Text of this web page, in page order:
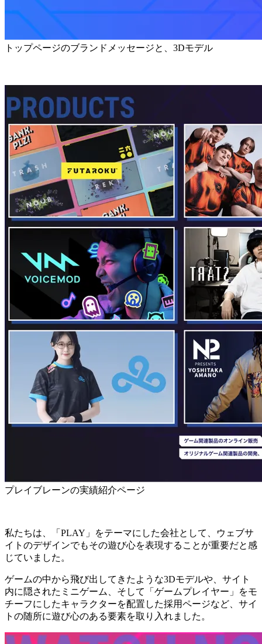
トップページのブランドメッセージと、3Dモデル
プレイブレーンの実績紹介ページ
私たちは、「PLAY」をテーマにした会社として、ウェブサ
イトのデザインでもその遊び心を表現することが重要だと感
じていました。
ゲームの中から飛び出してきたような3Dモデルや、サイト
内に隠されたミニゲーム、そして「ゲームプレイヤー」をモ
チーフにしたキャラクターを配置した採用ページなど、サイ
トの随所に遊び心のある要素を取り入れました。